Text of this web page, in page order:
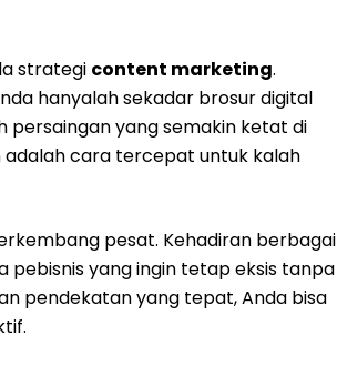
strategi content marketing.
hanyalah sekadar brosur digital
persaingan yang semakin ketat di
cara tercepat untuk kalah
pesat. Kehadiran berbagai
pebisnis yang ingin tetap eksis tanpa
pendekatan yang tepat, Anda bisa